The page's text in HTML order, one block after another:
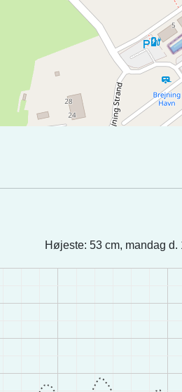
Højeste: 53 cm, mandag d.